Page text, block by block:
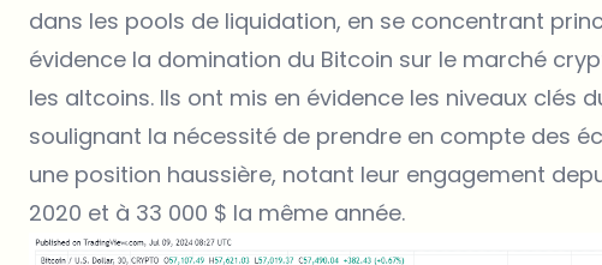
dans les pools de liquidation, en se concentrant
évidence la domination du Bitcoin sur le marché
les altcoins. Ils ont mis en évidence les niveaux clés
soulignant la nécessité de prendre en compte des
une position haussière, notant leur engagement
2020 et à 33 000 $ la même année.